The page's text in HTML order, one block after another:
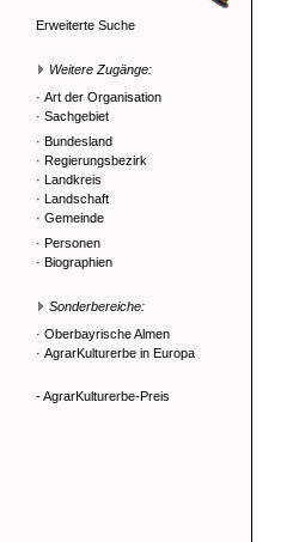
Erweiterte Suche
Weitere Zugänge:
· Art der Organisation
· Sachgebiet
· Bundesland
· Regierungsbezirk
· Landkreis
· Landschaft
· Gemeinde
· Personen
· Biographien
Sonderbereiche:
· Oberbayrische Almen
· AgrarKulturerbe in Europa
- AgrarKulturerbe-Preis